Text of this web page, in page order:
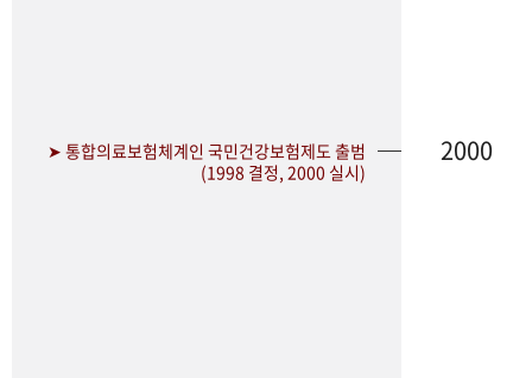
➤ 통합의료보험체계인 국민건강보험제도 출범
(1998 결정, 2000 실시)
2000